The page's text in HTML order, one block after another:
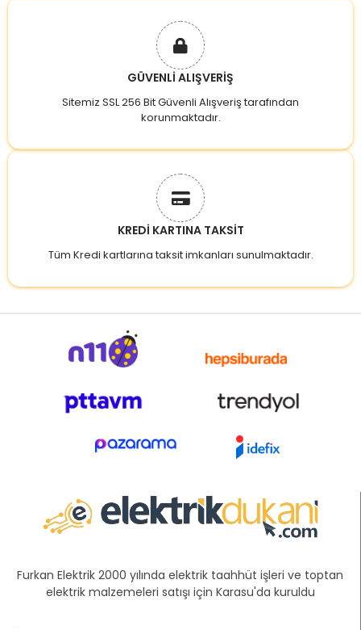
GÜVENLİ ALIŞVERİŞ
Sitemiz SSL 256 Bit Güvenli Alışveriş tarafından
korunmaktadır.
KREDİ KARTINA TAKSİT
Tüm Kredi kartlarına taksit imkanları sunulmaktadır.
Furkan Elektrik 2000 yılında elektrik taahhüt işleri ve toptan
elektrik malzemeleri satışı için Karasu'da kuruldu